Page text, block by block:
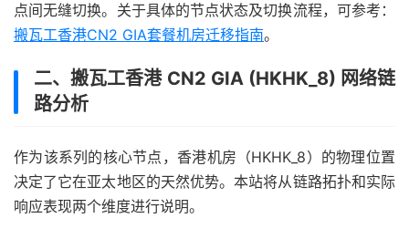
点间无缝切换。关于具体的节点状态及切换流程，可参考：
搬瓦工香港CN2 GIA套餐机房迁移指南。
二、搬瓦工香港 CN2 GIA (HKHK_8) 网络链
路分析
作为该系列的核心节点，香港机房（HKHK_8）的物理位置
决定了它在亚太地区的天然优势。本站将从链路拓扑和实际
响应表现两个维度进行说明。